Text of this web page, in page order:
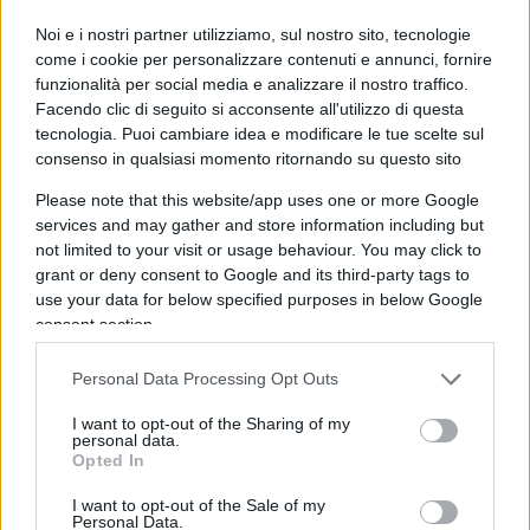
Noi e i nostri partner utilizziamo, sul nostro sito, tecnologie
come i cookie per personalizzare contenuti e annunci, fornire
funzionalità per social media e analizzare il nostro traffico.
Facendo clic di seguito si acconsente all'utilizzo di questa
tecnologia. Puoi cambiare idea e modificare le tue scelte sul
consenso in qualsiasi momento ritornando su questo sito
Please note that this website/app uses one or more Google
services and may gather and store information including but
not limited to your visit or usage behaviour. You may click to
grant or deny consent to Google and its third-party tags to
use your data for below specified purposes in below Google
consent section.
Personal Data Processing Opt Outs
I want to opt-out of the Sharing of my
personal data.
Opted In
I want to opt-out of the Sale of my
Personal Data.
le navi costruite in Cina che scalano nei porti degli
Stati Uniti.
Per quanto riguarda le petroliere russe,l’Office
sanzioni a 183 navi, tra cui 155 petroliere, e ha
rincarato la dose contro i giganti dell’energia
Gazprom Neft e Surgutneftegas, con le loro
affiliate, e i loro amministratori delegati. Sono
state prese di mira anche le compagnie di
navigazione, tra cui Sovcomflot, e una serie di
assicurazioni marittime russe Ingosstrakh e
Alfastrakhovanie
sottolineato dal magazine Splash -comprende